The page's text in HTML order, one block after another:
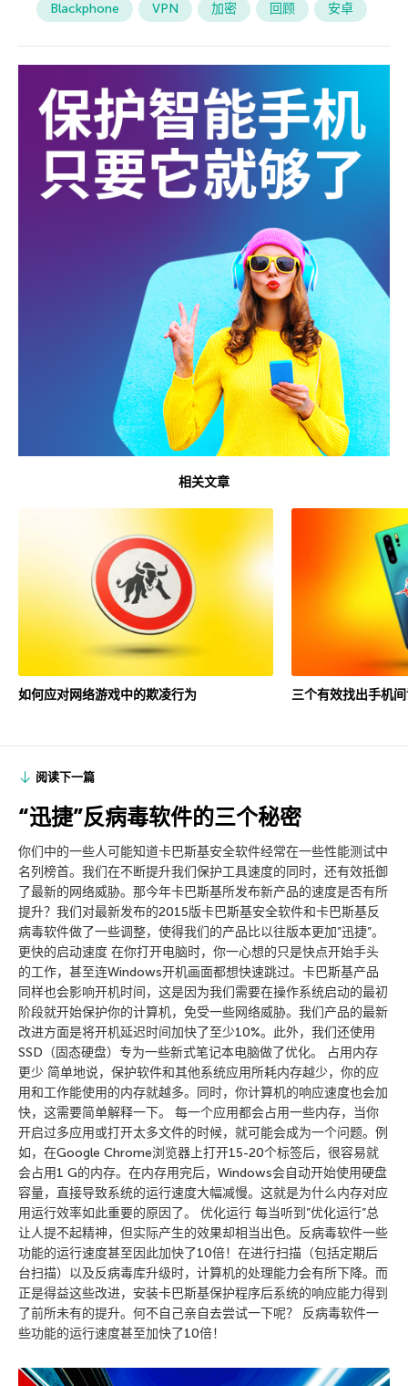
Blackphone VPN 加密 回顾 安卓
相关文章
如何应对网络游戏中的欺凌行为 三个有效找出手机
阅读下一篇
“迅捷”反病毒软件的三个秘密
你们中的一些人可能知道卡巴斯基安全软件经常在一些性能测试中
名列榜首。我们在不断提升我们保护工具速度的同时，还有效抵御
了最新的网络威胁。那今年卡巴斯基所发布新产品的速度是否有所
提升？我们对最新发布的2015版卡巴斯基安全软件和卡巴斯基反
病毒软件做了一些调整，使得我们的产品比以往版本更加”迅捷”。
更快的启动速度 在你打开电脑时，你一心想的只是快点开始手头
的工作，甚至连Windows开机画面都想快速跳过。卡巴斯基产品
同样也会影响开机时间，这是因为我们需要在操作系统启动的最初
阶段就开始保护你的计算机，免受一些网络威胁。我们产品的最新
改进方面是将开机延迟时间加快了至少10%。此外，我们还使用
SSD（固态硬盘）专为一些新式笔记本电脑做了优化。 占用内存
更少 简单地说，保护软件和其他系统应用所耗内存越少，你的应
用和工作能使用的内存就越多。同时，你计算机的响应速度也会加
快，这需要简单解释一下。 每一个应用都会占用一些内存，当你
开启过多应用或打开太多文件的时候，就可能会成为一个问题。例
如，在Google Chrome浏览器上打开15-20个标签后，很容易就
会占用1 G的内存。在内存用完后，Windows会自动开始使用硬盘
容量，直接导致系统的运行速度大幅减慢。这就是为什么内存对应
用运行效率如此重要的原因了。 优化运行 每当听到”优化运行”总
让人提不起精神，但实际产生的效果却相当出色。反病毒软件一些
功能的运行速度甚至因此加快了10倍！在进行扫描（包括定期后
台扫描）以及反病毒库升级时，计算机的处理能力会有所下降。而
正是得益这些改进，安装卡巴斯基保护程序后系统的响应能力得到
了前所未有的提升。何不自己亲自去尝试一下呢？ 反病毒软件一
些功能的运行速度甚至加快了10倍！